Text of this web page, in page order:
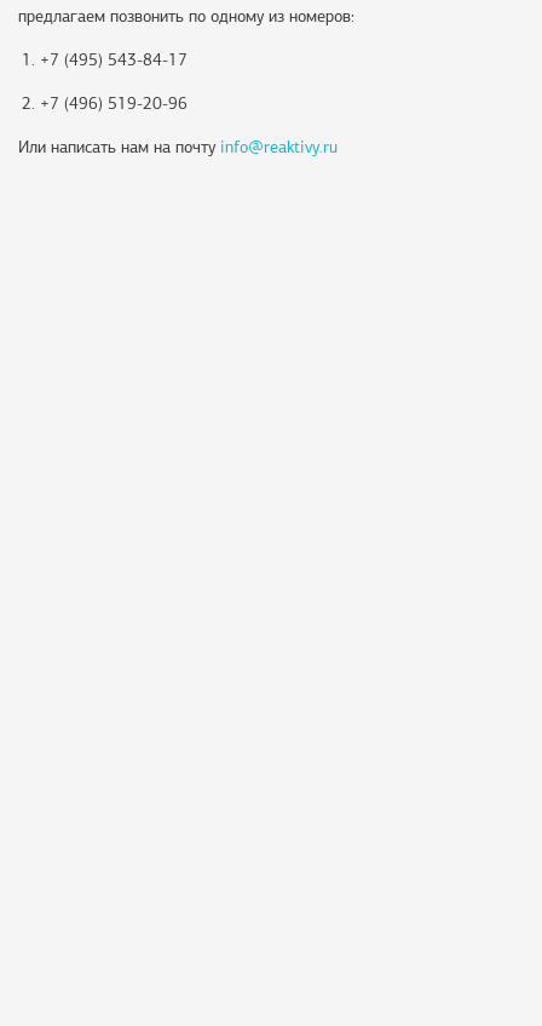
предлагаем позвонить по одному из номеров:
+7 (495) 543-84-17
+7 (496) 519-20-96
Или написать нам на почту info@reaktivy.ru